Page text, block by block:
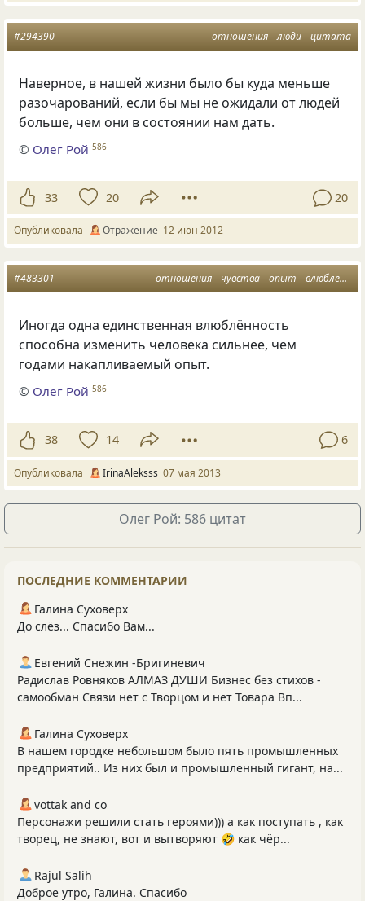
отношения люди цитата
#294390
Наверное, в нашей жизни было бы куда меньше
разочарований, если бы мы не ожидали от людей
больше, чем они в состоянии нам дать.
© Олег Рой 586
33 20 20
Опубликовала Отражение 12 июн 2012
отношения чувства опыт влюбленность
#483301
Иногда одна единственная влюблённость
способна изменить человека сильнее, чем
годами накапливаемый опыт.
© Олег Рой 586
38 14 6
Опубликовала IrinaAleksss 07 мая 2013
Олег Рой: 586 цитат
ПОСЛЕДНИЕ КОММЕНТАРИИ
Галина Суховерх
До слёз... Спасибо Вам...
Евгений Снежин -Бригиневич
Радислав Ровняков АЛМАЗ ДУШИ Бизнес без стихов -
самообман Связи нет с Творцом и нет Товара Вп...
Галина Суховерх
В нашем городке небольшом было пять промышленных
предприятий.. Из них был и промышленный гигант, на...
vottak and co
Персонажи решили стать героями))) а как поступать , как
творец, не знают, вот и вытворяют 🤣 как чёр...
Rajul Salih
Доброе утро, Галина. Спасибо